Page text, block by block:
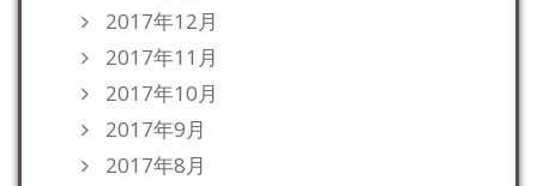
2017年12月
2017年11月
2017年10月
2017年9月
2017年8月